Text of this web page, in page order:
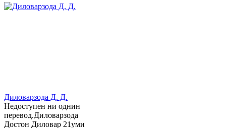
Диловарзода Д. Д.
Недоступен ни однин
перевод.Диловарзода
Достон Диловар 21уми